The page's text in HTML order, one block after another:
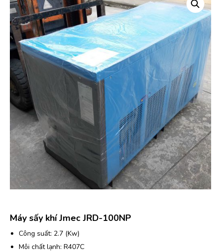
Máy sấy khí Jmec JRD-100NP
Công suất: 2.7 (Kw)
Môi chất lạnh: R407C